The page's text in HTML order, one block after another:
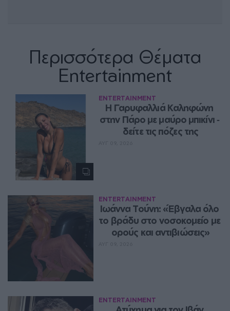
Περισσότερα Θέματα
Entertainment
ENTERTAINMENT
Η Γαρυφαλλιά Καληφώνη
στην Πάρο με μαύρο μπικίνι ‑
δείτε τις πόζες της
ENTERTAINMENT
Ιωάννα Τούνη: «Έβγαλα όλο
το βράδυ στο νοσοκομείο με
ορούς και αντιβιώσεις»
ENTERTAINMENT